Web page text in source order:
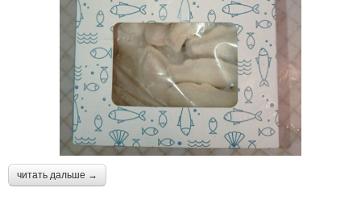
читать дальше →